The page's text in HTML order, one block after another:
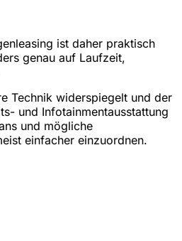
ist daher praktisch
genau auf Laufzeit,
Technik widerspiegelt und der
und Infotainmentausstattung
und mögliche
einfacher einzuordnen.